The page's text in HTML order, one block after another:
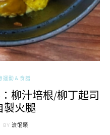
運動＆食譜
柳汁培根/柳丁起司
火腿
BY 流氓顆